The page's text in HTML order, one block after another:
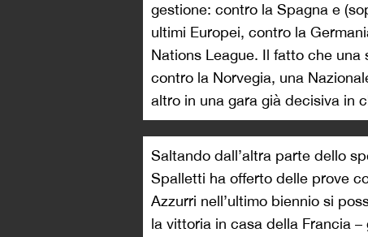
gestione: contro la Spagna e
ultimi Europei, contro la
Nations League. Il fatto che
contro la Norvegia, una
altro in una gara già decisiva in
Saltando dall’altra parte dello
Spalletti ha offerto delle prove
Azzurri nell’ultimo biennio si
la vittoria in casa della Francia